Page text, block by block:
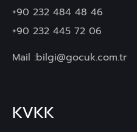
+90 232 484 48 46
+90 232 445 72 06
Mail :bilgi@gocuk.com.tr
KVKK